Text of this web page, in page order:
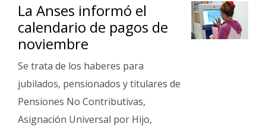
La Anses informó el
calendario de pagos de
noviembre
Se trata de los haberes para
jubilados, pensionados y titulares de
Pensiones No Contributivas,
Asignación Universal por Hijo,